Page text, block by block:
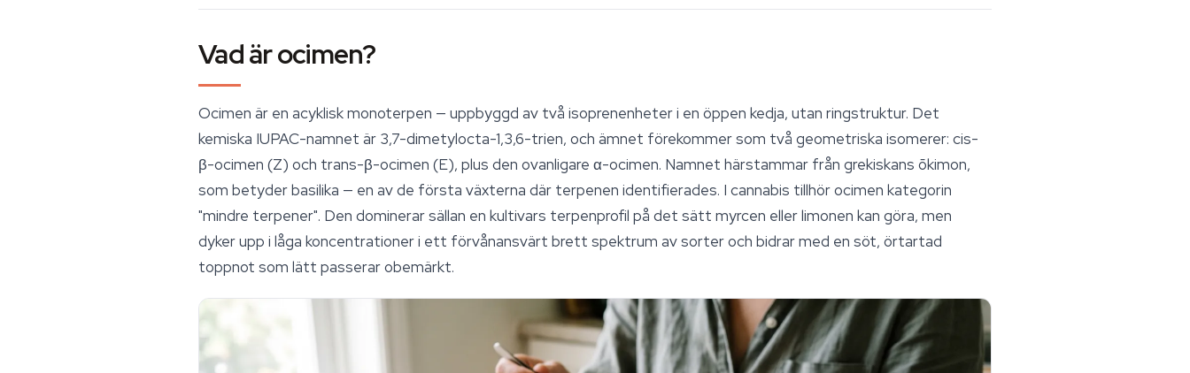
Vad är ocimen?
Ocimen är en acyklisk monoterpen — uppbyggd av två isoprenenheter i en öppen kedja, utan ringstruktur. Det
kemiska IUPAC-namnet är 3,7-dimetylocta-1,3,6-trien, och ämnet förekommer som två geometriska isomerer: cis-
β-ocimen (Z) och trans-β-ocimen (E), plus den ovanligare α-ocimen. Namnet härstammar från grekiskans ōkimon,
som betyder basilika — en av de första växterna där terpenen identifierades. I cannabis tillhör ocimen kategorin
"mindre terpener". Den dominerar sällan en kultivars terpenprofil på det sätt myrcen eller limonen kan göra, men
dyker upp i låga koncentrationer i ett förvånansvärt brett spektrum av sorter och bidrar med en söt, örtartad
toppnot som lätt passerar obemärkt.